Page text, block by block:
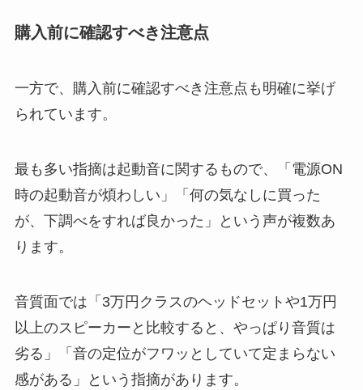
購入前に確認すべき注意点
一方で、購入前に確認すべき注意点も明確に挙げ
られています。
最も多い指摘は起動音に関するもので、「電源ON
時の起動音が煩わしい」「何の気なしに買った
が、下調べをすれば良かった」という声が複数あ
ります。
音質面では「3万円クラスのヘッドセットや1万円
以上のスピーカーと比較すると、やっぱり音質は
劣る」「音の定位がフワッとしていて定まらない
感がある」という指摘があります。